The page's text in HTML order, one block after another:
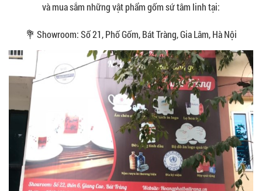
và mua sắm những vật phẩm gốm sứ tâm linh tại:
💐 Showroom: Số 21, Phố Gốm, Bát Tràng, Gia Lâm, Hà Nội